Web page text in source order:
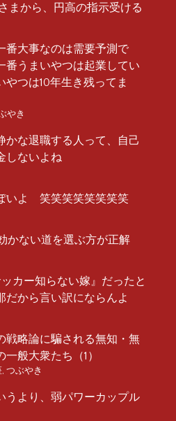
さまから、円高の指示受ける
番大事なのは需要予測で
番うまいやつは起業してい
やつは10年生き残ってま
やき
かな退職する人って、自己
しないよね
いよ 笑笑笑笑笑笑笑笑
かない道を選ぶ方が正解
カー知らない嫁』だったと
だから言い訳にならんよ
戦略論に騙される無知・無
般大衆たち（1）
つぶやき
うより、弱パワーカップル